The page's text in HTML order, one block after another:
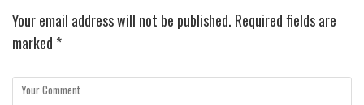
Your email address will not be published. Required fields are
marked *